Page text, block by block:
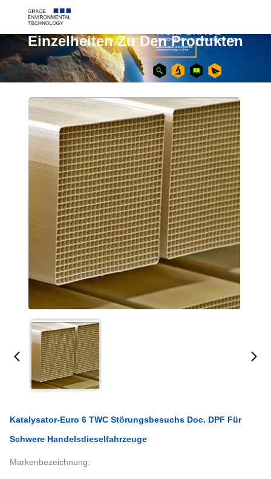
Einzelheiten Zu Den Produkten
Katalysator-Euro 6 TWC Störungsbesuchs Doc. DPF Für
Schwere Handelsdieselfahrzeuge
Markenbezeichnung: